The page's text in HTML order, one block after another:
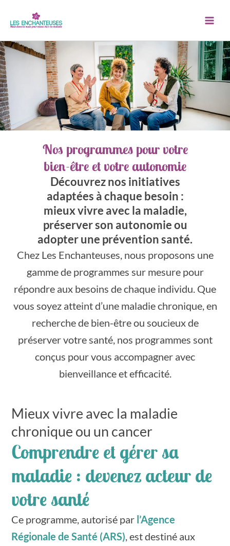
contenu
Nos programmes pour votre
bien-être et votre autonomie
Découvrez nos initiatives
adaptées à chaque besoin :
mieux vivre avec la maladie,
préserver son autonomie ou
adopter une prévention santé.
Chez Les Enchanteuses, nous proposons une
gamme de programmes sur mesure pour
répondre aux besoins de chaque individu. Que
vous soyez atteint d’une maladie chronique, en
recherche de bien-être ou soucieux de
préserver votre santé, nos programmes sont
conçus pour vous accompagner avec
bienveillance et efficacité.
Mieux vivre avec la maladie
chronique ou un cancer
Comprendre et gérer sa
maladie : devenez acteur de
votre santé
Ce programme, autorisé par l’Agence
Régionale de Santé (ARS) , est destiné aux